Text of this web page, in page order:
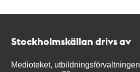
Stockholmskällan drivs av
Medioteket, utbildningsförvaltningen